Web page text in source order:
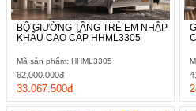
BỘ GIƯỜNG TẦNG TRẺ EM NHẬP
KHẨU CAO CẤP HHML3305
Mã sản phẩm: HHML3305
33.067.500đ
62.000.000đ